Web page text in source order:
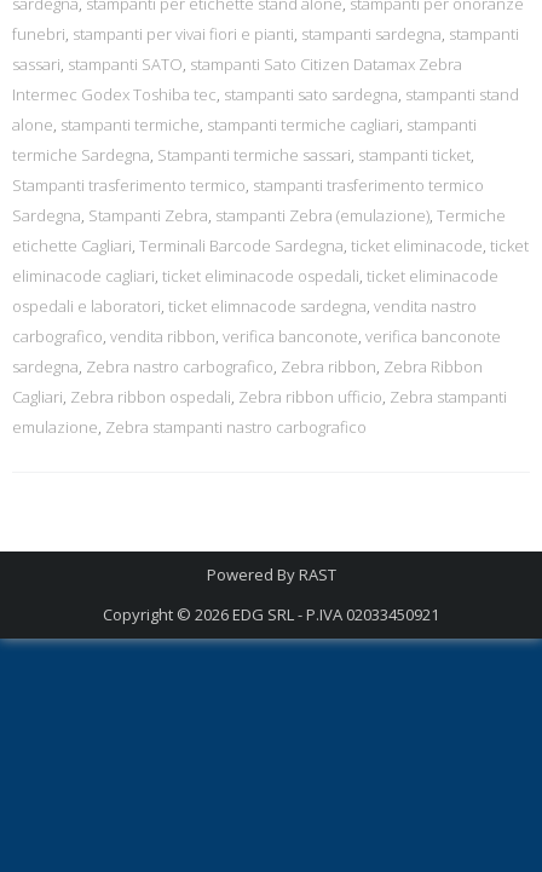
funebri, stampanti per vivai fiori e pianti, stampanti sardegna, stampanti
sassari, stampanti SATO, stampanti Sato Citizen Datamax Zebra
Intermec Godex Toshiba tec, stampanti sato sardegna, stampanti stand
alone, stampanti termiche, stampanti termiche cagliari, stampanti
termiche Sardegna, Stampanti termiche sassari, stampanti ticket,
Stampanti trasferimento termico, stampanti trasferimento termico
Sardegna, Stampanti Zebra, stampanti Zebra (emulazione), Termiche
etichette Cagliari, Terminali Barcode Sardegna, ticket eliminacode, ticket
eliminacode cagliari, ticket eliminacode ospedali, ticket eliminacode
ospedali e laboratori, ticket elimnacode sardegna, vendita nastro
carbografico, vendita ribbon, verifica banconote, verifica banconote
sardegna, Zebra nastro carbografico, Zebra ribbon, Zebra Ribbon
Cagliari, Zebra ribbon ospedali, Zebra ribbon ufficio, Zebra stampanti
emulazione, Zebra stampanti nastro carbografico
Powered ByRAST
Copyright © 2026EDG SRL - P.IVA 02033450921